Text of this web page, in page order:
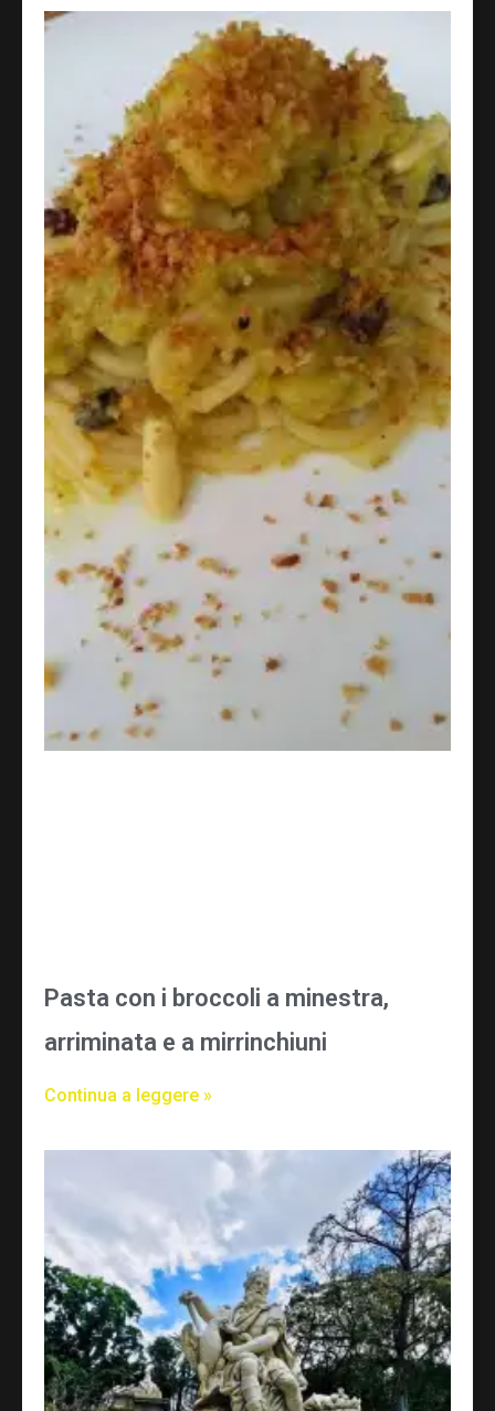
Pasta con i broccoli a minestra,
arriminata e a mirrinchiuni
Continua a leggere »